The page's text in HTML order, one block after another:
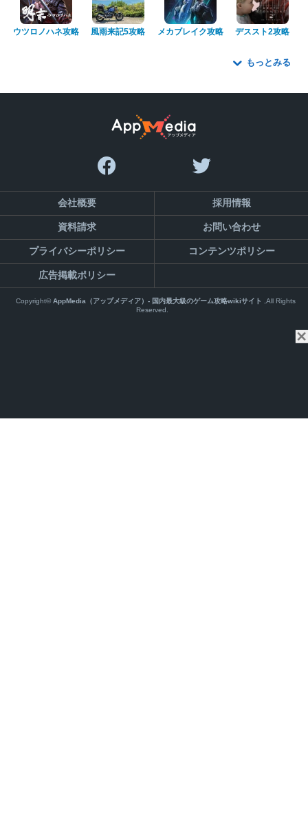
ウツロノハネ攻略 風雨来記5攻略 メカブレイク攻略 デススト2攻略
もっとみる
会社概要 採用情報
資料請求 お問い合わせ
プライバシーポリシー コンテンツポリシー
広告掲載ポリシー
Copyright©AppMedia（アップメディア）- 国内最大級のゲーム攻略wikiサイト
,All Rights
Reserved.